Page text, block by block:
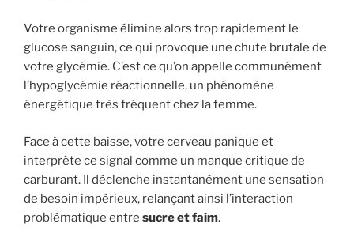
Votre organisme élimine alors trop rapidement le
glucose sanguin, ce qui provoque une chute brutale de
votre glycémie. C’est ce qu’on appelle communément
l’hypoglycémie réactionnelle, un phénomène
énergétique très fréquent chez la femme.
Face à cette baisse, votre cerveau panique et
interprète ce signal comme un manque critique de
carburant. Il déclenche instantanément une sensation
de besoin impérieux, relançant ainsi l’interaction
problématique entre sucre et faim.